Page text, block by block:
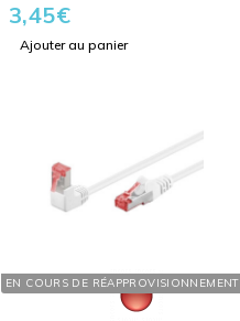
3,45€
Ajouter au panier
EN COURS DE RÉAPPROVISIONNEMENT
Réf. : 106034